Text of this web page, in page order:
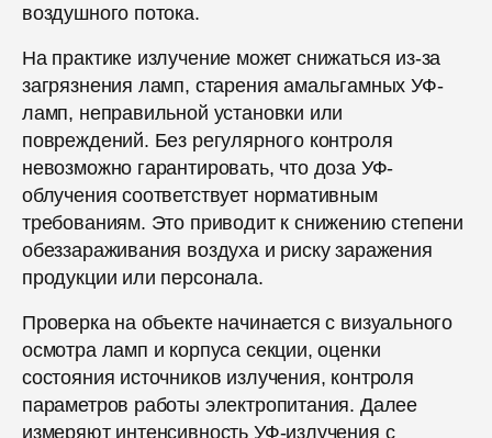
воздушного потока.
На практике излучение может снижаться из-за
загрязнения ламп, старения амальгамных УФ-
ламп, неправильной установки или
повреждений. Без регулярного контроля
невозможно гарантировать, что доза УФ-
облучения соответствует нормативным
требованиям. Это приводит к снижению степени
обеззараживания воздуха и риску заражения
продукции или персонала.
Проверка на объекте начинается с визуального
осмотра ламп и корпуса секции, оценки
состояния источников излучения, контроля
параметров работы электропитания. Далее
измеряют интенсивность УФ-излучения с